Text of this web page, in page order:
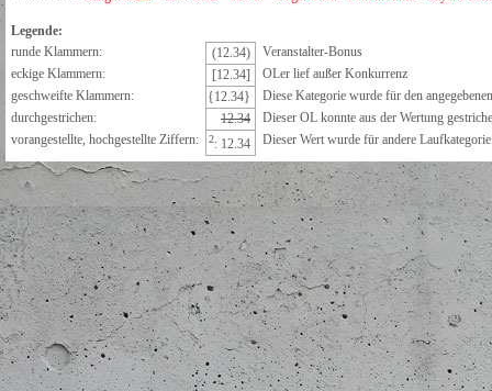
Legende:
runde Klammern:
(12.34)
Veranstalter-Bonus
eckige Klammern:
[12.34]
OLer lief außer Konkurrenz
geschweifte Klammern:
{12.34}
Diese Kategorie wurde für den
durchgestrichen:
12.34
Dieser OL konnte aus der Wertung
vorangestellte, hochgestellte Ziffern:
2: 12.34 Dieser Wert wurde für andere